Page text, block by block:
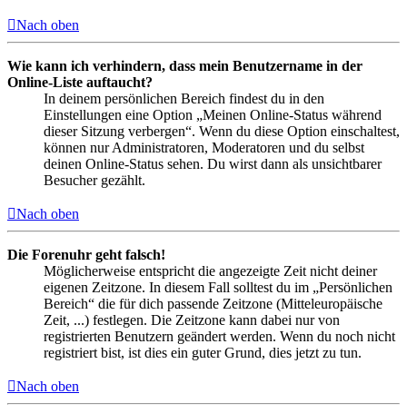
Nach oben
Wie kann ich verhindern, dass mein Benutzername in der
Online-Liste auftaucht?
In deinem persönlichen Bereich findest du in den
Einstellungen eine Option „Meinen Online-Status während
dieser Sitzung verbergen“. Wenn du diese Option einschaltest,
können nur Administratoren, Moderatoren und du selbst
deinen Online-Status sehen. Du wirst dann als unsichtbarer
Besucher gezählt.
Nach oben
Die Forenuhr geht falsch!
Möglicherweise entspricht die angezeigte Zeit nicht deiner
eigenen Zeitzone. In diesem Fall solltest du im „Persönlichen
Bereich“ die für dich passende Zeitzone (Mitteleuropäische
Zeit, ...) festlegen. Die Zeitzone kann dabei nur von
registrierten Benutzern geändert werden. Wenn du noch nicht
registriert bist, ist dies ein guter Grund, dies jetzt zu tun.
Nach oben